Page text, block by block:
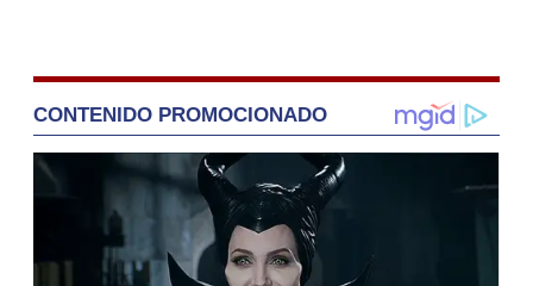
CONTENIDO PROMOCIONADO